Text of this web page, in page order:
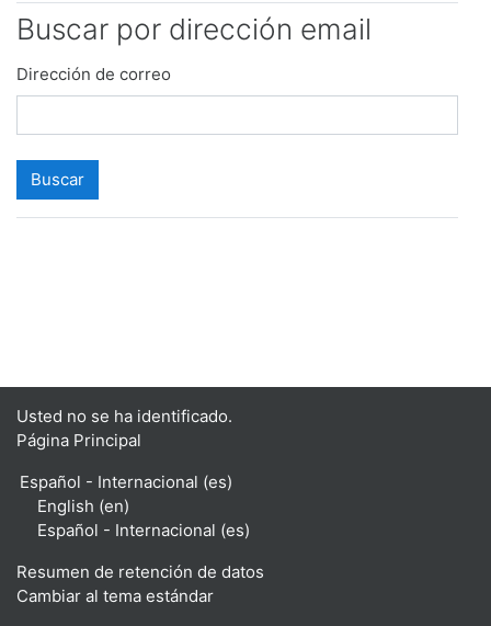
Buscar por dirección email
Buscar por dirección email
Dirección de correo
Usted no se ha identificado.
Página Principal
Español - Internacional ‎(es)‎
English ‎(en)‎
Español - Internacional ‎(es)‎
Resumen de retención de datos
Cambiar al tema estándar